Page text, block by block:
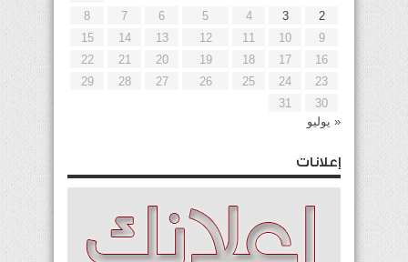
2
3
4
5
6
7
8
9
10
11
12
13
14
15
16
17
18
19
20
21
22
23
24
25
26
27
28
29
30
31
« يوليو
إعلانات